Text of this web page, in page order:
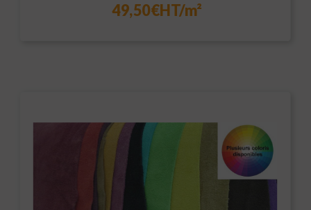
49,50€HT/m²